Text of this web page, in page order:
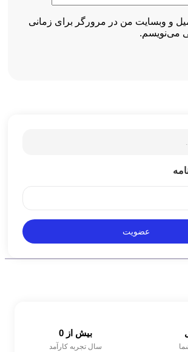
و وبسایت من در مرورگر برای زمانی
می‌نویسم.
عضویت
سال تجربه کارآمد
بیش از 0